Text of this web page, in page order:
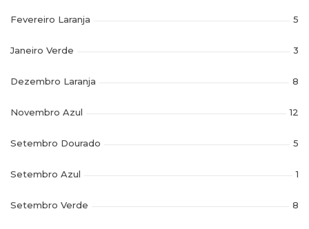
Fevereiro Laranja 5
Janeiro Verde 3
Dezembro Laranja 8
Novembro Azul 12
Setembro Dourado 5
Setembro Azul 1
Setembro Verde 8